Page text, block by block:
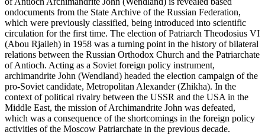
ondocuments from the State Archive of the Russian Federation,
which were previously classified, being introduced into scientific
circulation for the first time. The election of Patriarch Theodosius VI
(Abou Rjaileh) in 1958 was a turning point in the history of bilateral
relations between the Russian Orthodox Church and the Patriarchate
of Antioch. Acting as a Soviet foreign policy instrument,
archimandrite John (Wendland) headed the election campaign of the
pro-Soviet candidate, Metropolitan Alexander (Zhikha). In the
context of political rivalry between the USSR and the USA in the
Middle East, the mission of Archimandrite John was defeated,
which was a consequence of the shortcomings in the foreign policy
activities of the Moscow Patriarchate in the previous decade.